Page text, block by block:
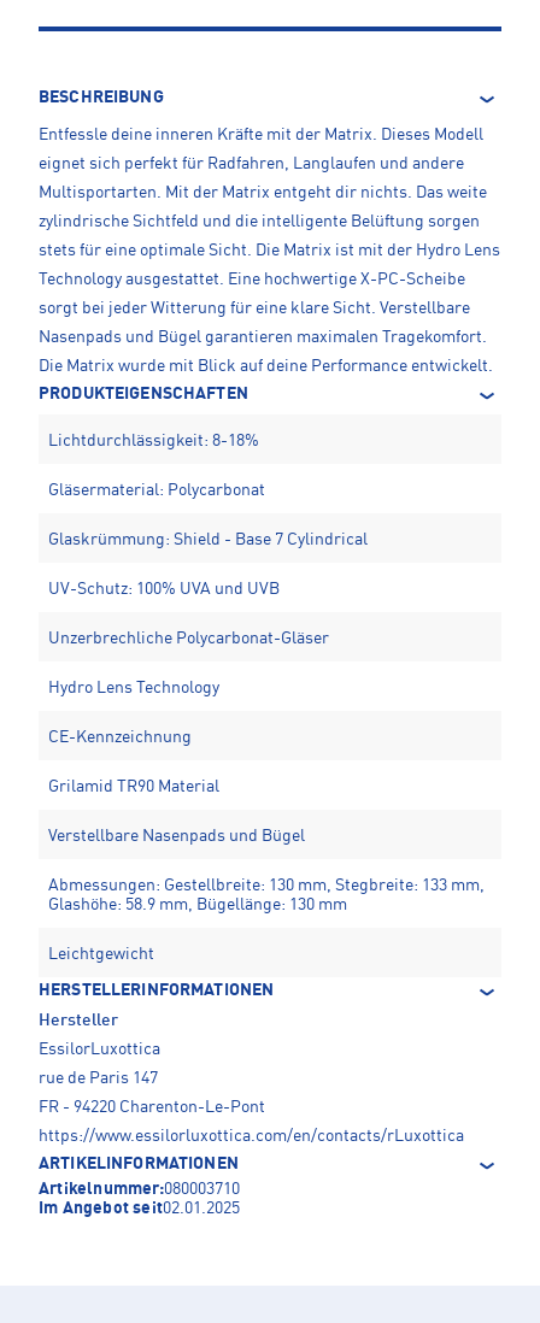
BESCHREIBUNG
Entfessle deine inneren Kräfte mit der Matrix. Dieses Modell
eignet sich perfekt für Radfahren, Langlaufen und andere
Multisportarten. Mit der Matrix entgeht dir nichts. Das weite
zylindrische Sichtfeld und die intelligente Belüftung sorgen
stets für eine optimale Sicht. Die Matrix ist mit der Hydro Lens
Technology ausgestattet. Eine hochwertige X-PC-Scheibe
sorgt bei jeder Witterung für eine klare Sicht. Verstellbare
Nasenpads und Bügel garantieren maximalen Tragekomfort.
Die Matrix wurde mit Blick auf deine Performance entwickelt.
PRODUKTEIGENSCHAFTEN
Lichtdurchlässigkeit: 8-18%
Gläsermaterial: Polycarbonat
Glaskrümmung: Shield - Base 7 Cylindrical
UV-Schutz: 100% UVA und UVB
Unzerbrechliche Polycarbonat-Gläser
Hydro Lens Technology
CE-Kennzeichnung
Grilamid TR90 Material
Verstellbare Nasenpads und Bügel
Abmessungen: Gestellbreite: 130 mm, Stegbreite: 133 mm,
Glashöhe: 58.9 mm, Bügellänge: 130 mm
Leichtgewicht
HERSTELLERINFORMATIONEN
Hersteller
EssilorLuxottica
rue de Paris 147
FR - 94220 Charenton-Le-Pont
https://www.essilorluxottica.com/en/contacts/rLuxottica
ARTIKELINFORMATIONEN
Artikelnummer:080003710
Im Angebot seit02.01.2025